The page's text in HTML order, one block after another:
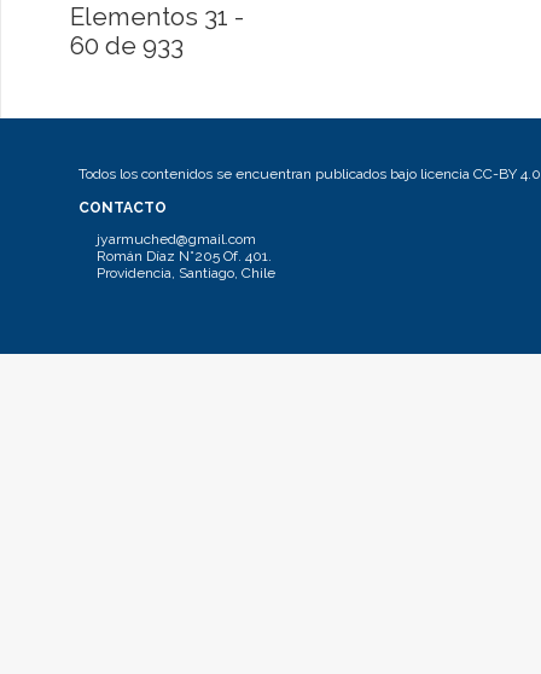
Elementos 31 -
60 de 933
Todos los contenidos se encuentran publicados bajo licencia CC-BY 4.0
CONTACTO
jyarmuched@gmail.com
Román Díaz N°205 Of. 401.
Providencia, Santiago, Chile